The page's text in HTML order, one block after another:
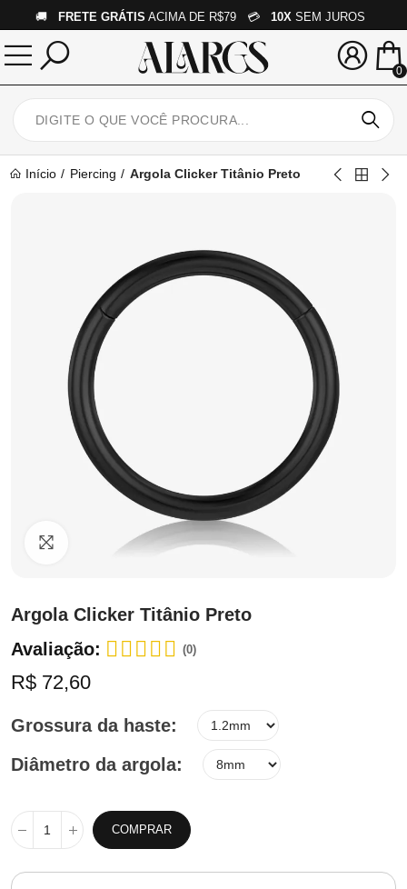
🚚 FRETE GRÁTIS ACIMA DE R$79 💳 10X SEM JUROS
0
Início Piercing Argola Clicker Titânio Preto
Clique para ampliar
Argola Clicker Titânio Preto
Avaliação:
(0)
R$ 72,60
Grossura da haste
Diâmetro da argola
COMPRAR